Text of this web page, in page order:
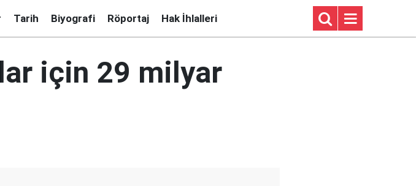
Tarih Biyografi Röportaj Hak İhlalleri
için 29 milyar